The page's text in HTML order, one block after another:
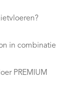
in combinatie
PREMIUM